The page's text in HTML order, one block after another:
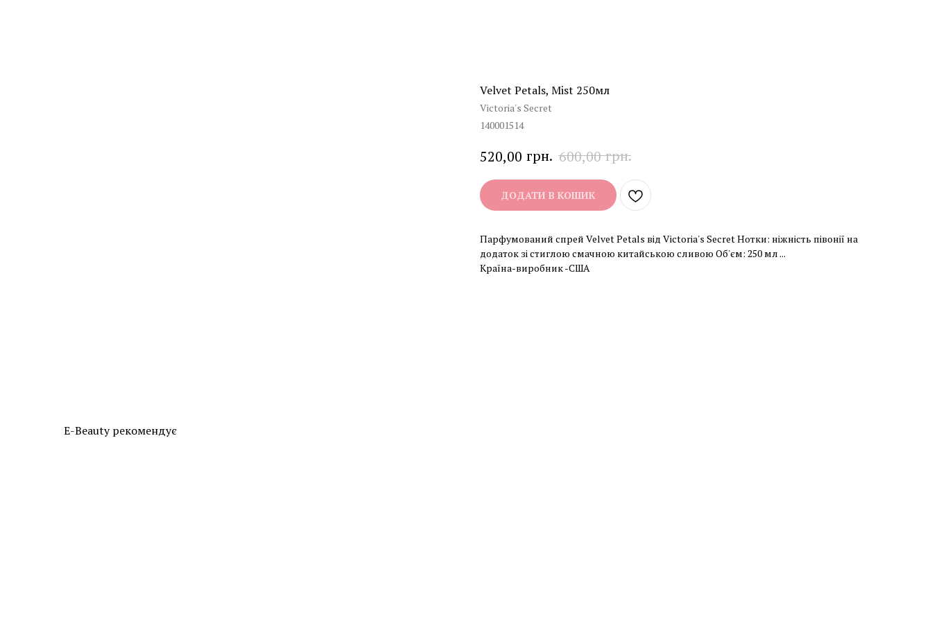
Velvet Petals, Mist 250мл
Victoria's Secret
140001514
520,00 грн. 600,00 грн.
ДОДАТИ В КОШИК
Парфумований спрей Velvet Petals від Victoria's Secret Нотки: ніжність півонії на
додаток зі стиглою смачною китайською сливою Об'єм: 250 мл ...
Країна-виробник -США
E-Beauty рекомендує